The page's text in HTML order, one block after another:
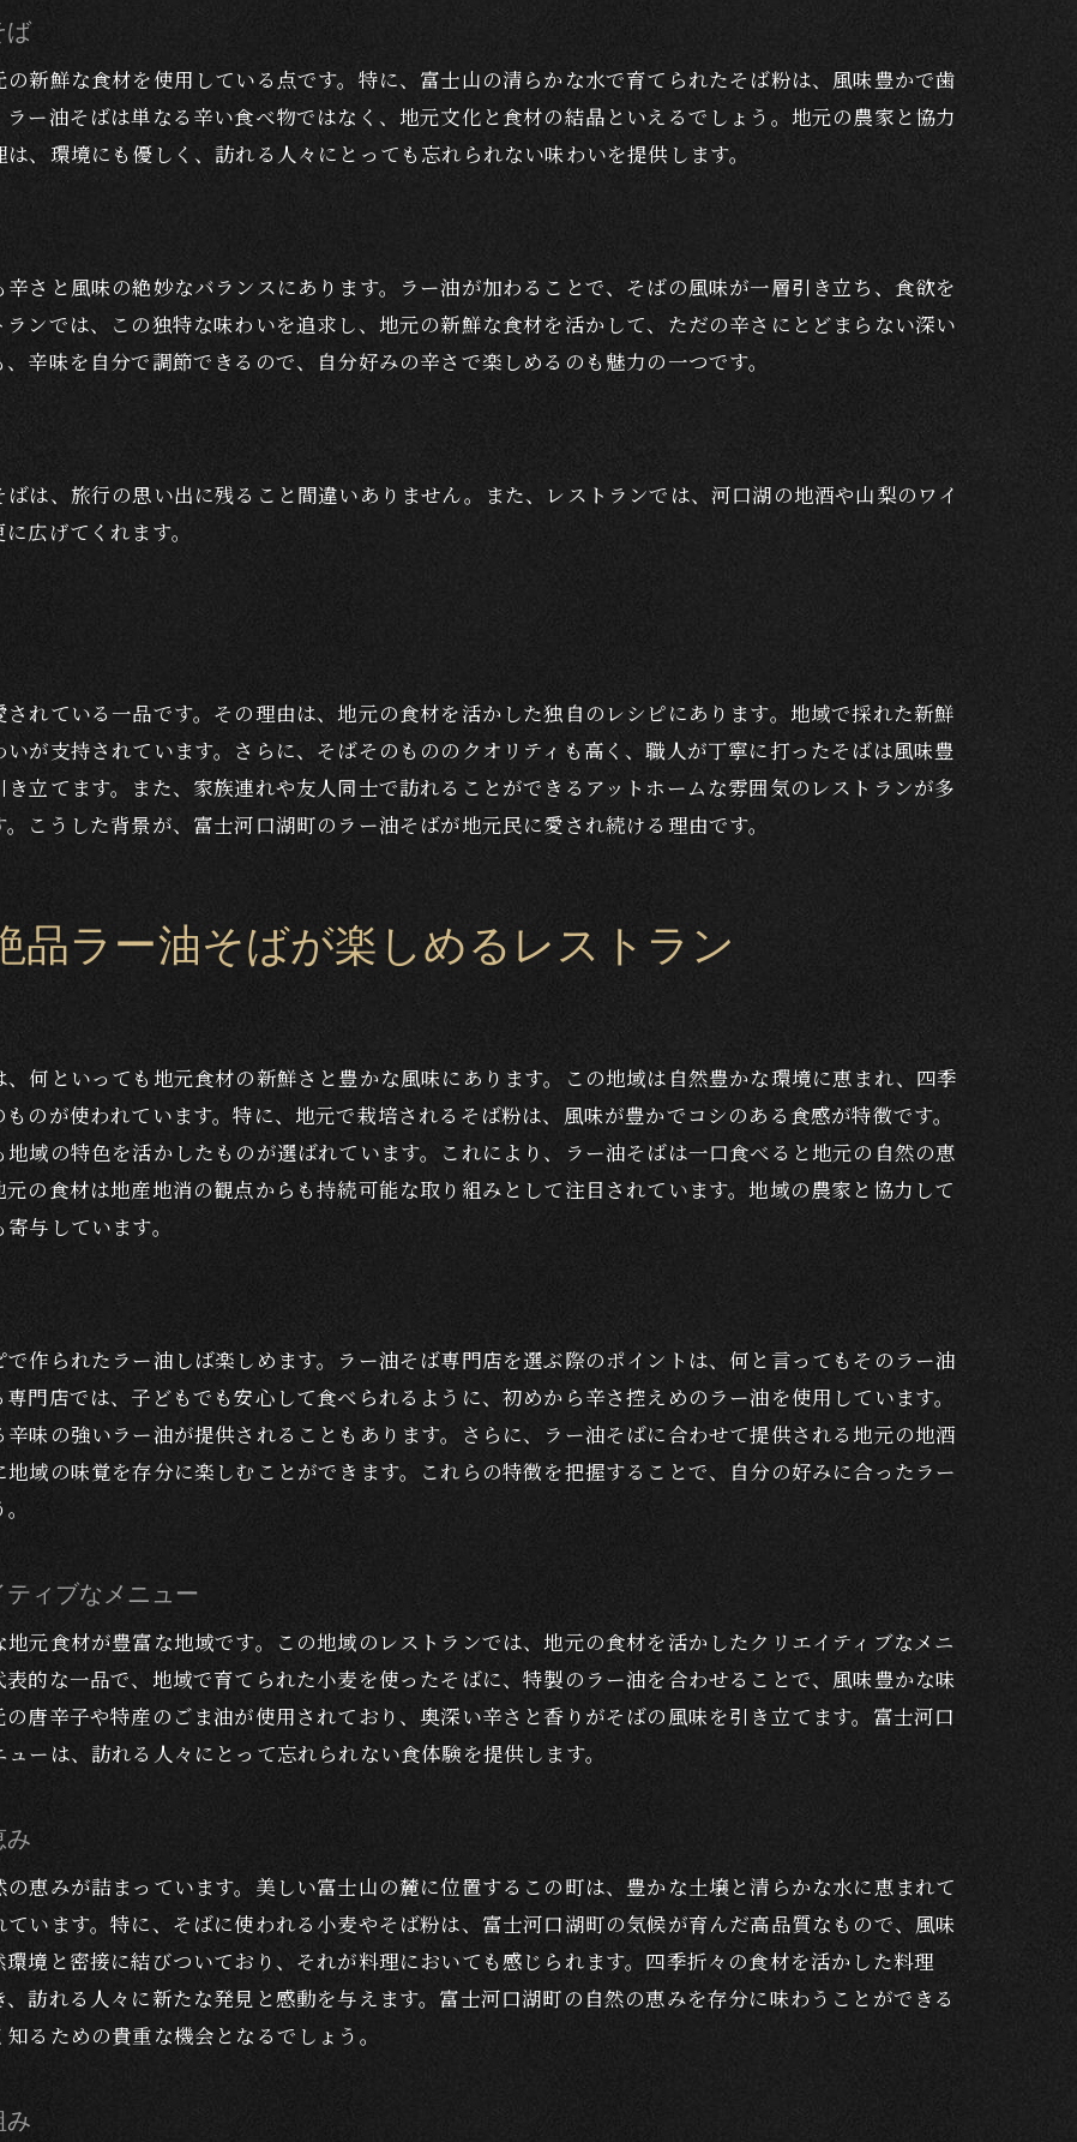
景観が料理の味わいを引き立てる理由
絶景スポットとラー油そばのペアリング
写真映えする絶景とラー油そば
ストランシェフによる独自のレシピで作られたつけ汁
ラー油そばにおけるつけ汁の重要性
地元の素材が活きるつけ汁のレシピ
「港屋」スタイルの蕎麦が人気を集める理由
東京から富士河口湖町へと続くラー油そばの系譜
新たなラー油そばへの挑戦
港屋リスペクト系とは？
富士河口湖町で味わう港屋リスペクト系蕎麦
伝統と革新が交差するラー油そば
訪れる価値がある店舗の特徴
元食材と独自のレシピが融合したラー油そばの秘密は小エビ
小エビの持つ豊かな風味
小エビとラー油そばの関係
士山麓で味わうラー油そばの深い味わいと魅力
富士山麓の自然が育むラー油そばの特徴
地元の風土が与える独特の味わい
訪れる人を魅了するラー油そばの秘密
富士山麓でしか味わえない特別な一杯
ば
新鮮な食材を使用している点です。特に、富士山の清らかな水で育てられたそば粉は、風味豊かで歯
ー油そばは単なる辛い食べ物ではなく、地元文化と食材の結晶といえるでしょう。地元の農家と協力
、環境にも優しく、訪れる人々にとっても忘れられない味わいを提供します。
さと風味の絶妙なバランスにあります。ラー油が加わることで、そばの風味が一層引き立ち、食欲を
ンでは、この独特な味わいを追求し、地元の新鮮な食材を活かして、ただの辛さにとどまらない深い
辛味を自分で調節できるので、自分好みの辛さで楽しめるのも魅力の一つです。
は、旅行の思い出に残ること間違いありません。また、レストランでは、河口湖の地酒や山梨のワイ
広げてくれます。
れている一品です。その理由は、地元の食材を活かした独自のレシピにあります。地域で採れた新鮮
が支持されています。さらに、そばそのもののクオリティも高く、職人が丁寧に打ったそばは風味豊
立てます。また、家族連れや友人同士で訪れることができるアットホームな雰囲気のレストランが多
こうした背景が、富士河口湖町のラー油そばが地元民に愛され続ける理由です。
品ラー油そばが楽しめるレストラン
何といっても地元食材の新鮮さと豊かな風味にあります。この地域は自然豊かな環境に恵まれ、四季
のが使われています。特に、地元で栽培されるそば粉は、風味が豊かでコシのある食感が特徴です。
域の特色を活かしたものが選ばれています。これにより、ラー油そばは一口食べると地元の自然の恵
の食材は地産地消の観点からも持続可能な取り組みとして注目されています。地域の農家と協力して
与しています。
作られたラー油しば楽しめます。ラー油そば専門店を選ぶ際のポイントは、何と言ってもそのラー油
門店では、子どもでも安心して食べられるように、初めから辛さ控えめのラー油を使用しています。
味の強いラー油が提供されることもあります。さらに、ラー油そばに合わせて提供される地元の地酒
域の味覚を存分に楽しむことができます。これらの特徴を把握することで、自分の好みに合ったラー
ィブなメニュー
元食材が豊富な地域です。この地域のレストランでは、地元の食材を活かしたクリエイティブなメニ
的な一品で、地域で育てられた小麦を使ったそばに、特製のラー油を合わせることで、風味豊かな味
唐辛子や特産のごま油が使用されており、奥深い辛さと香りがそばの風味を引き立てます。富士河口
ーは、訪れる人々にとって忘れられない食体験を提供します。
み
恵みが詰まっています。美しい富士山の麓に位置するこの町は、豊かな土壌と清らかな水に恵まれて
います。特に、そばに使われる小麦やそば粉は、富士河口湖町の気候が育んだ高品質なもので、風味
境と密接に結びついており、それが料理においても感じられます。四季折々の食材を活かした料理
訪れる人々に新たな発見と感動を与えます。富士河口湖町の自然の恵みを存分に味わうことができる
るための貴重な機会となるでしょう。
み